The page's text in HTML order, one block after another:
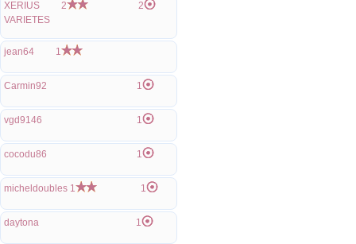
XERIUS
VARIETES
2 2
jean64 1
Carmin92 1
vgd9146 1
cocodu86 1
micheldoubles 1 1
daytona 1